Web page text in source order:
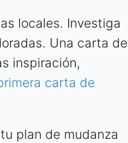
locales. Investiga
Una carta de
inspiración,
carta de
plan de mudanza